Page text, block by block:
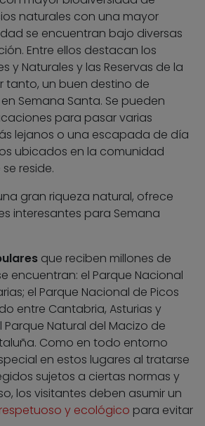
naturales con una mayor
se encuentran bajo diversas
Entre ellos destacan los
y Naturales y las Reservas de la
tanto, un buen destino de
Semana Santa. Se pueden
para pasar varias
lejanos o una escapada de día
ubicados en la comunidad
reside.
gran riqueza natural, ofrece
interesantes para Semana
que reciben millones de
encuentran: el Parque Nacional
el Parque Nacional de Picos
entre Cantabria, Asturias y
Parque Natural del Macizo de
Como en todo entorno
en estos lugares al tratarse
sujetos a ciertas normas y
los visitantes deben asumir un
respetuoso y ecológico para evitar